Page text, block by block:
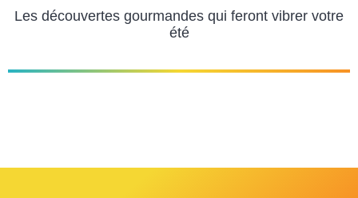
Les découvertes gourmandes qui feront vibrer votre
été